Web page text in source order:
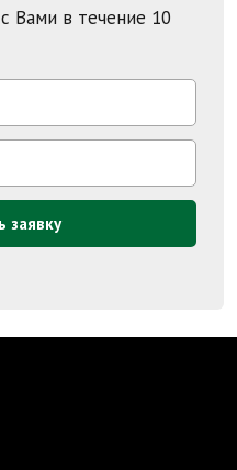
Вами в течение 10
заявку